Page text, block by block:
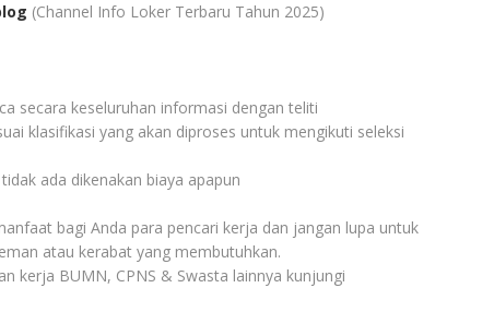
(Channel Info Loker Terbaru Tahun 2025)
secara keseluruhan informasi dengan teliti
klasifikasi yang akan diproses untuk mengikuti seleksi
ada dikenakan biaya apapun
bagi Anda para pencari kerja dan jangan lupa untuk
atau kerabat yang membutuhkan.
kerja BUMN, CPNS & Swasta lainnya kunjungi